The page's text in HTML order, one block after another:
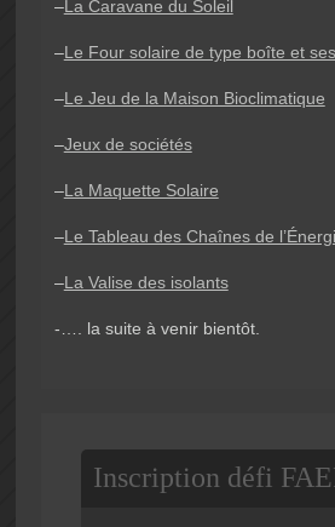
–La Caravane du Soleil
–Le Four solaire de type boîte et
–Le Jeu de la Maison Bioclimatique
–Jeux de sociétés
–La Maquette Solaire
–Le Tableau des Chaînes de
–La Valise des isolants
-…. la suite à venir bientôt.
Inscription défi